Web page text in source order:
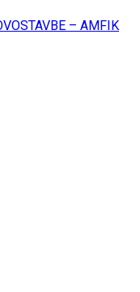
– AMFIK